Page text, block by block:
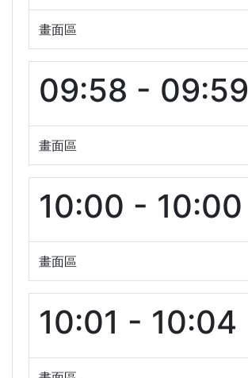
畫面區
09:58 - 09:59
畫面區
10:00 - 10:00
畫面區
10:01 - 10:04